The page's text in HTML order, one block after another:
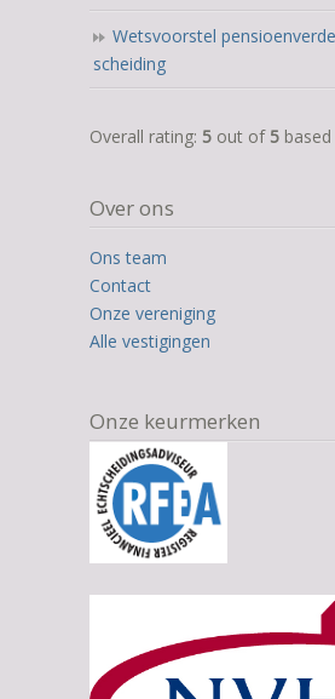
Wetsvoorstel
scheiding
5,0
on
12.345
ratings
Overall rating: 5 out of 5
Over ons
Ons team
Contact
Onze vereniging
Alle vestigingen
Onze keurmerken